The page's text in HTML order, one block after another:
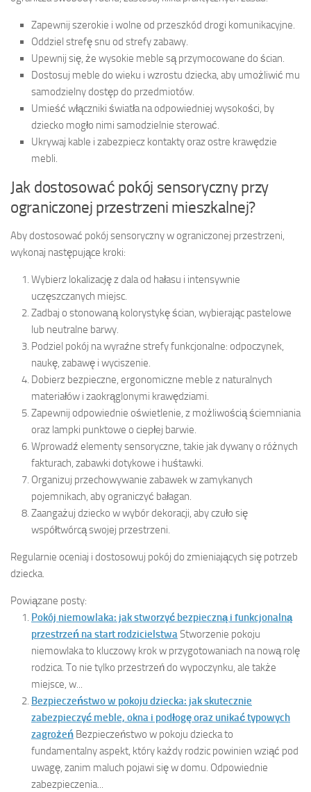
Zapewnij szerokie i wolne od przeszkód drogi komunikacyjne.
Oddziel strefę snu od strefy zabawy.
Upewnij się, że wysokie meble są przymocowane do ścian.
Dostosuj meble do wieku i wzrostu dziecka, aby umożliwić mu
samodzielny dostęp do przedmiotów.
Umieść włączniki światła na odpowiedniej wysokości, by
dziecko mogło nimi samodzielnie sterować.
Ukrywaj kable i zabezpiecz kontakty oraz ostre krawędzie
mebli.
Jak dostosować pokój sensoryczny przy
ograniczonej przestrzeni mieszkalnej?
Aby dostosować pokój sensoryczny w ograniczonej przestrzeni,
wykonaj następujące kroki:
Wybierz lokalizację z dala od hałasu i intensywnie
uczęszczanych miejsc.
Zadbaj o stonowaną kolorystykę ścian, wybierając pastelowe
lub neutralne barwy.
Podziel pokój na wyraźne strefy funkcjonalne: odpoczynek,
naukę, zabawę i wyciszenie.
Dobierz bezpieczne, ergonomiczne meble z naturalnych
materiałów i zaokrąglonymi krawędziami.
Zapewnij odpowiednie oświetlenie, z możliwością ściemniania
oraz lampki punktowe o ciepłej barwie.
Wprowadź elementy sensoryczne, takie jak dywany o różnych
fakturach, zabawki dotykowe i huśtawki.
Organizuj przechowywanie zabawek w zamykanych
pojemnikach, aby ograniczyć bałagan.
Zaangażuj dziecko w wybór dekoracji, aby czuło się
współtwórcą swojej przestrzeni.
Regularnie oceniaj i dostosowuj pokój do zmieniających się potrzeb
dziecka.
Powiązane posty:
Pokój niemowlaka: jak stworzyć bezpieczną i funkcjonalną
przestrzeń na start rodzicielstwa Stworzenie pokoju
niemowlaka to kluczowy krok w przygotowaniach na nową rolę
rodzica. To nie tylko przestrzeń do wypoczynku, ale także
miejsce, w...
Bezpieczeństwo w pokoju dziecka: jak skutecznie
zabezpieczyć meble, okna i podłogę oraz unikać typowych
zagrożeń Bezpieczeństwo w pokoju dziecka to
fundamentalny aspekt, który każdy rodzic powinien wziąć pod
uwagę, zanim maluch pojawi się w domu. Odpowiednie
zabezpieczenia...